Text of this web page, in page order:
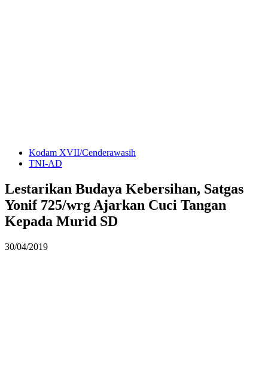
Kodam XVII/Cenderawasih
TNI-AD
Lestarikan Budaya Kebersihan, Satgas
Yonif 725/wrg Ajarkan Cuci Tangan
Kepada Murid SD
30/04/2019